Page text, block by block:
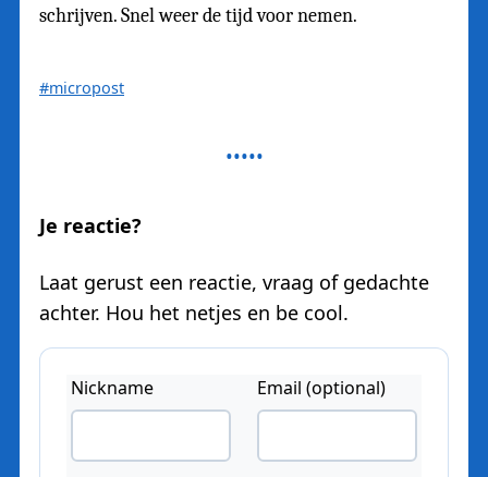
schrijven. Snel weer de tijd voor nemen.
#micropost
Je reactie?
Laat gerust een reactie, vraag of gedachte
achter. Hou het netjes en be cool.